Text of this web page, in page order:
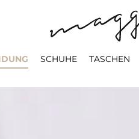
SCHUHE TASCHEN